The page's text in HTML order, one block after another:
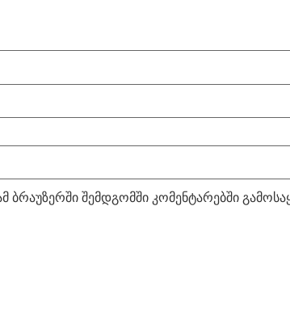
ბრაუზერში შემდგომში კომენტარებში